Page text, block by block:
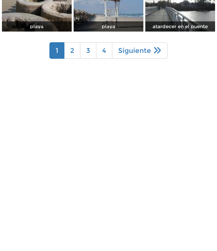
playa playa atardecer en el puente
1 2 3 4 Siguiente